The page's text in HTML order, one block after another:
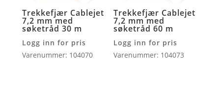
Trekkefjær Cablejet
7,2 mm med
søketråd 30 m
Logg inn for pris
Varenummer: 104070
Trekkefjær Cablejet
7,2 mm med
søketråd 60 m
Logg inn for pris
Varenummer: 104073